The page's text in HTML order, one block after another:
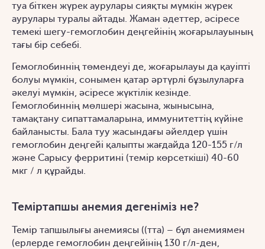
туа біткен жүрек аурулары сияқты мүмкін жүрек
аурулары туралы айтады. Жаман әдеттер, әсіресе
темекі шегу-гемоглобин деңгейінің жоғарылауының
тағы бір себебі.
Гемоглобиннің төмендеуі де, жоғарылауы да қауіпті
болуы мүмкін, сонымен қатар әртүрлі бұзылуларға
әкелуі мүмкін, әсіресе жүктілік кезінде.
Гемоглобиннің мөлшері жасына, жынысына,
тамақтану сипаттамаларына, иммунитеттің күйіне
байланысты. Бала туу жасындағы әйелдер үшін
гемоглобин деңгейі қалыпты жағдайда 120-155 г/л
және Сарысу ферритині (темір көрсеткіші) 40-60
мкг / л құрайды.
Теміртапшы анемия дегеніміз не?
Темір тапшылығы анемиясы ((тта) – бұл анемиямен
(ерлерде гемоглобин деңгейінің 130 г/л-ден,